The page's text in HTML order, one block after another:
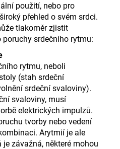
použití, nebo pro
přehled o svém srdci.
tlakoměr zjistit
srdečního rytmu:
rytmu, neboli
(stah srdeční
srdeční svaloviny).
svaloviny, musí
elektrických impulzů.
tvorby nebo vedení
Arytmií je ale
závažná, některé mohou